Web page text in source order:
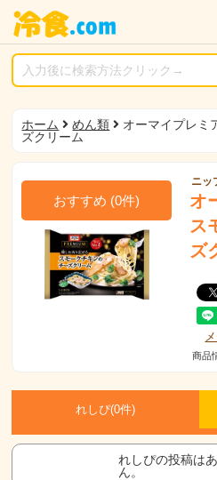
ホーム めん類
オーマイプレ
ズクリーム
おすすめ (0件)
ニッ
オ
ス
ズ
商品
れしぴ(0件)
れしぴの投稿は
ん。